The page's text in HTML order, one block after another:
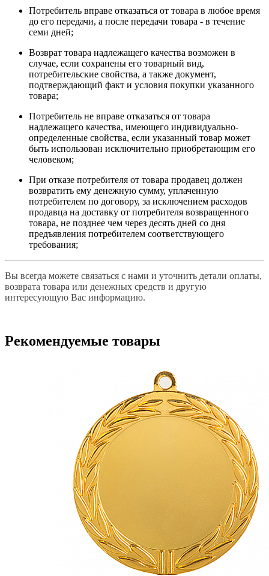
Потребитель вправе отказаться от товара в любое время
до его передачи, а после передачи товара - в течение
семи дней;
Возврат товара надлежащего качества возможен в
случае, если сохранены его товарный вид,
потребительские свойства, а также документ,
подтверждающий факт и условия покупки указанного
товара;
Потребитель не вправе отказаться от товара
надлежащего качества, имеющего индивидуально-
определенные свойства, если указанный товар может
быть использован исключительно приобретающим его
человеком;
При отказе потребителя от товара продавец должен
возвратить ему денежную сумму, уплаченную
потребителем по договору, за исключением расходов
продавца на доставку от потребителя возвращенного
товара, не позднее чем через десять дней со дня
предъявления потребителем соответствующего
требования;
Вы всегда можете связаться с нами и уточнить детали оплаты,
возврата товара или денежных средств и другую
интересующую Вас информацию.
Рекомендуемые товары